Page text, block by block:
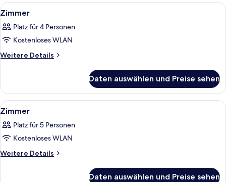
Alle
Fotos
für
Zimmer
anzeigen
Ein Hotelzimmer mit zwei Betten,
10
Zimmer
Platz für 4 Personen
Kostenloses WLAN
Weitere Details
Weitere
Daten auswählen und Preise sehen
Alle
Fotos
für
Zimmer
anzeigen
Ein Hotelzimmer mit Bett,
12
Zimmer
Platz für 5 Personen
Kostenloses WLAN
Weitere Details
Weitere
Daten auswählen und Preise sehen